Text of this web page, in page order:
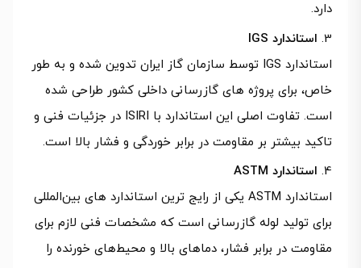
دارد.
استاندارد IGS
استاندارد IGS توسط سازمان گاز ایران تدوین شده و به طور
خاص، برای پروژه‌ های گازرسانی داخلی کشور طراحی شده
است. تفاوت اصلی این استاندارد با ISIRI در جزئیات فنی و
تاکید بیشتر بر مقاومت در برابر خوردگی و فشار بالا است.
استاندارد ASTM
استاندارد ASTM یکی از رایج ترین استاندارد های بین‌المللی
برای تولید لوله گازرسانی است که مشخصات فنی لازم برای
مقاومت در برابر فشار، دماهای بالا و محیط‌های خورنده را